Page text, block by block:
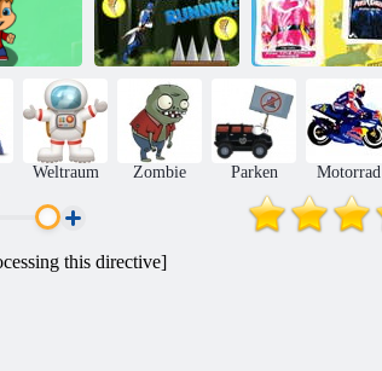
Morph Ranger
Nick
Sommersportstars
Samurai-Ranger
läuft
Power Rangers-
Weltraum Zombie Parken Motorrad